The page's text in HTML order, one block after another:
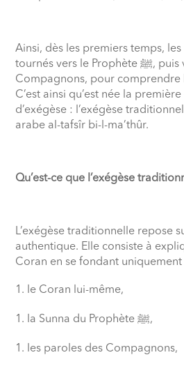
Ainsi, dès les premiers temps,
tournés vers le Prophète
ﷺ, puis
Compagnons, pour comprendre
C’est ainsi qu’est née la
d’exégèse : l’exégèse
arabe al-tafsîr bi-l-ma’thûr.
Qu’est-ce que l’exégèse
L’exégèse traditionnelle repose
authentique. Elle consiste à
Coran en se fondant uniquement
le Coran lui-même,
la Sunna du Prophète ﷺ,
les paroles des Compagnons,